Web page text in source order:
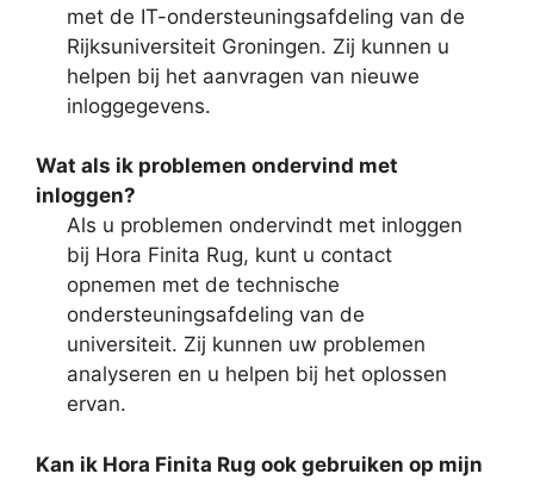
met de IT-ondersteuningsafdeling van de
Rijksuniversiteit Groningen. Zij kunnen u
helpen bij het aanvragen van nieuwe
inloggegevens.
Wat als ik problemen ondervind met
inloggen?
Als u problemen ondervindt met inloggen
bij Hora Finita Rug, kunt u contact
opnemen met de technische
ondersteuningsafdeling van de
universiteit. Zij kunnen uw problemen
analyseren en u helpen bij het oplossen
ervan.
Kan ik Hora Finita Rug ook gebruiken op mijn